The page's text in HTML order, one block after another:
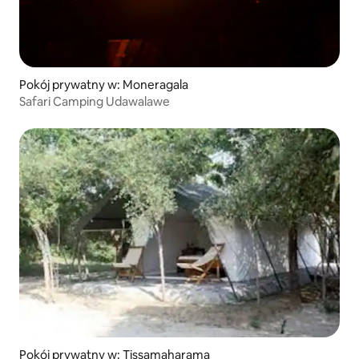
Pokój prywatny w: Moneragala
Safari Camping Udawalawe
Pokój prywatny w: Tissamaharama